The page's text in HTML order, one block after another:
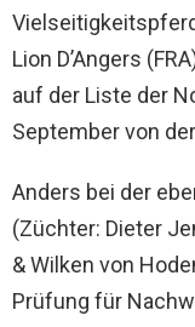
Lion D’Angers
auf der Liste der
September von
Anders bei der
(Züchter: Dieter
& Wilken von
Prüfung für